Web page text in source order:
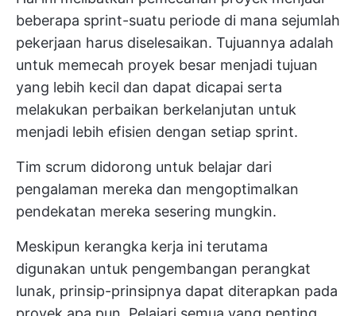
beberapa sprint-suatu periode di mana sejumlah
pekerjaan harus diselesaikan. Tujuannya adalah
untuk memecah proyek besar menjadi tujuan
yang lebih kecil dan dapat dicapai serta
melakukan perbaikan berkelanjutan untuk
menjadi lebih efisien dengan setiap sprint.
Tim scrum didorong untuk belajar dari
pengalaman mereka dan mengoptimalkan
pendekatan mereka sesering mungkin.
Meskipun kerangka kerja ini terutama
digunakan untuk pengembangan perangkat
lunak, prinsip-prinsipnya dapat diterapkan pada